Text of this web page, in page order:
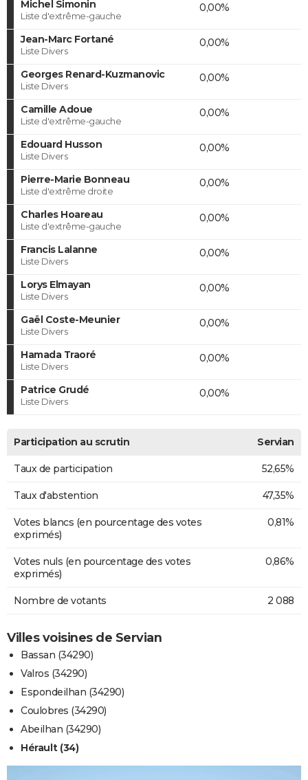
Michel Simonin
Liste d'extrême-gauche
0,00%
Jean-Marc Fortané
Liste Divers
0,00%
Georges Renard-Kuzmanovic
Liste Divers
0,00%
Camille Adoue
Liste d'extrême-gauche
0,00%
Edouard Husson
Liste Divers
0,00%
Pierre-Marie Bonneau
Liste d'extrême droite
0,00%
Charles Hoareau
Liste d'extrême-gauche
0,00%
Francis Lalanne
Liste Divers
0,00%
Lorys Elmayan
Liste Divers
0,00%
Gaël Coste-Meunier
Liste Divers
0,00%
Hamada Traoré
Liste Divers
0,00%
Patrice Grudé
Liste Divers
0,00%
Participation au scrutin Servian
Taux de participation 52,65%
Taux d'abstention 47,35%
Votes blancs (en pourcentage des votes
exprimés)
0,81%
Votes nuls (en pourcentage des votes
exprimés)
0,86%
Nombre de votants 2 088
Villes voisines de Servian
Bassan (34290)
Valros (34290)
Espondeilhan (34290)
Coulobres (34290)
Abeilhan (34290)
Hérault (34)